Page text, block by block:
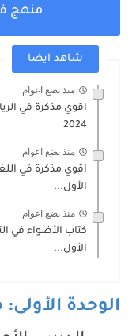
منهج فلسفة 1
شاهد ايضا
منذ بضع اعوام
اقوي مذكرة في
2024
منذ بضع اعوام
اقوي مذكرة في
الأول...
منذ بضع اعوام
كتاب الأضواء في
الأول...
الوحدة